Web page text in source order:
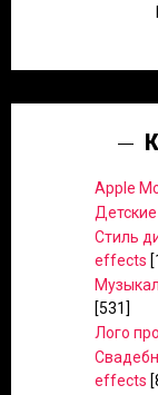
Apple
Стиль
effects
[531]
Лого
effects